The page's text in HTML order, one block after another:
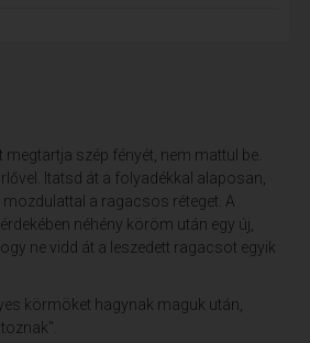
szép fényét, nem mattul be.
Itatsd át a folyadékkal alaposan,
a ragacsos réteget. A
néhény köröm után egy új,
ne vidd át a leszedett ragacsot egyik
körmöket hagynak maguk után,